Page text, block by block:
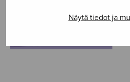
Näytä tiedot ja